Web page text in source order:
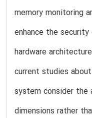
memory monitoring
enhance the
hardware
current studies
system consider the
dimensions rather